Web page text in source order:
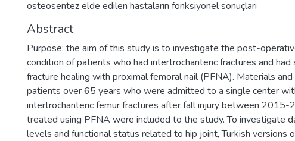
osteosentez elde edilen hastaların fonksiyonel sonuçları
Abstract
Purpose: the aim of this study is to investigate the post-
condition of patients who had intertrochanteric fractures and had
fracture healing with proximal femoral nail (PFNA). Materials
patients over 65 years who were admitted to a single center
intertrochanteric femur fractures after fall injury between 2015-
treated using PFNA were included to the study. To investigate
levels and functional status related to hip joint, Turkish versions